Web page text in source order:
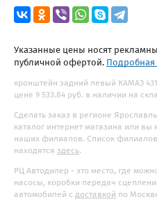
Указанные цены носят
публичной офертой.
кронштейн задний левый КАМАЗ
цене 9 533.84 руб. в наличии на
Сделать заказ в регионе
каталог интернет магазина или
наших филиалов. Список
находятся здесь.
РЦ Автодилер - это место, где
насосы, коробки передач
автомобилей с доставкой по